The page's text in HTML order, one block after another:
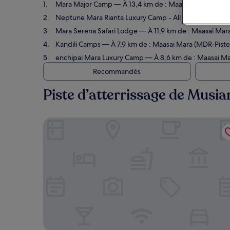
Mara Major Camp — À 13,4 km de : Maasai Mara
Neptune Mara Rianta Luxury Camp - All Inclusive
— À
Mara Serena Safari Lodge— À 11,9 km de : Maasai
Kandili Camps— À 7,9 km de : Maasai Mara (MDR-
enchipai Mara Luxury Camp — À 8,6 km de : Maasai
Recommandés
Piste d’atterrissage de